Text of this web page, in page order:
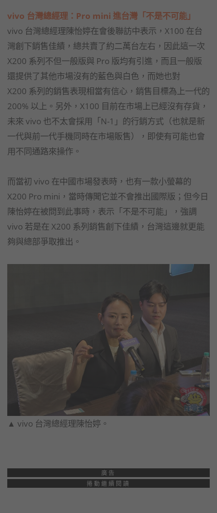
vivo 台灣總經理：Pro mini 進台灣「不是不可能」
vivo 台灣總經理陳怡婷在會後聯訪中表示，X100 在台
灣創下銷售佳績，總共賣了約二萬台左右，因此這一次
X200 系列不但一般版與 Pro 版均有引進，而且一般版
還提供了其他市場沒有的藍色與白色，而她也對
X200 系列的銷售表現相當有信心，銷售目標為上一代的
200% 以上。另外，X100 目前在市場上已經沒有存貨，
未來 vivo 也不太會採用「N-1」的行銷方式（也就是新
一代與前一代手機同時在市場販售），即使有可能也會
用不同通路來操作。
而當初 vivo 在中國市場發表時，也有一款小螢幕的
X200 Pro mini，當時傳聞它並不會推出國際版；但今日
陳怡婷在被問到此事時，表示「不是不可能」，強調
vivo 若是在 X200 系列銷售創下佳績，台灣這邊就更能
夠與總部爭取推出。
▲ vivo 台灣總經理陳怡婷。
廣告
捲動繼續閱讀